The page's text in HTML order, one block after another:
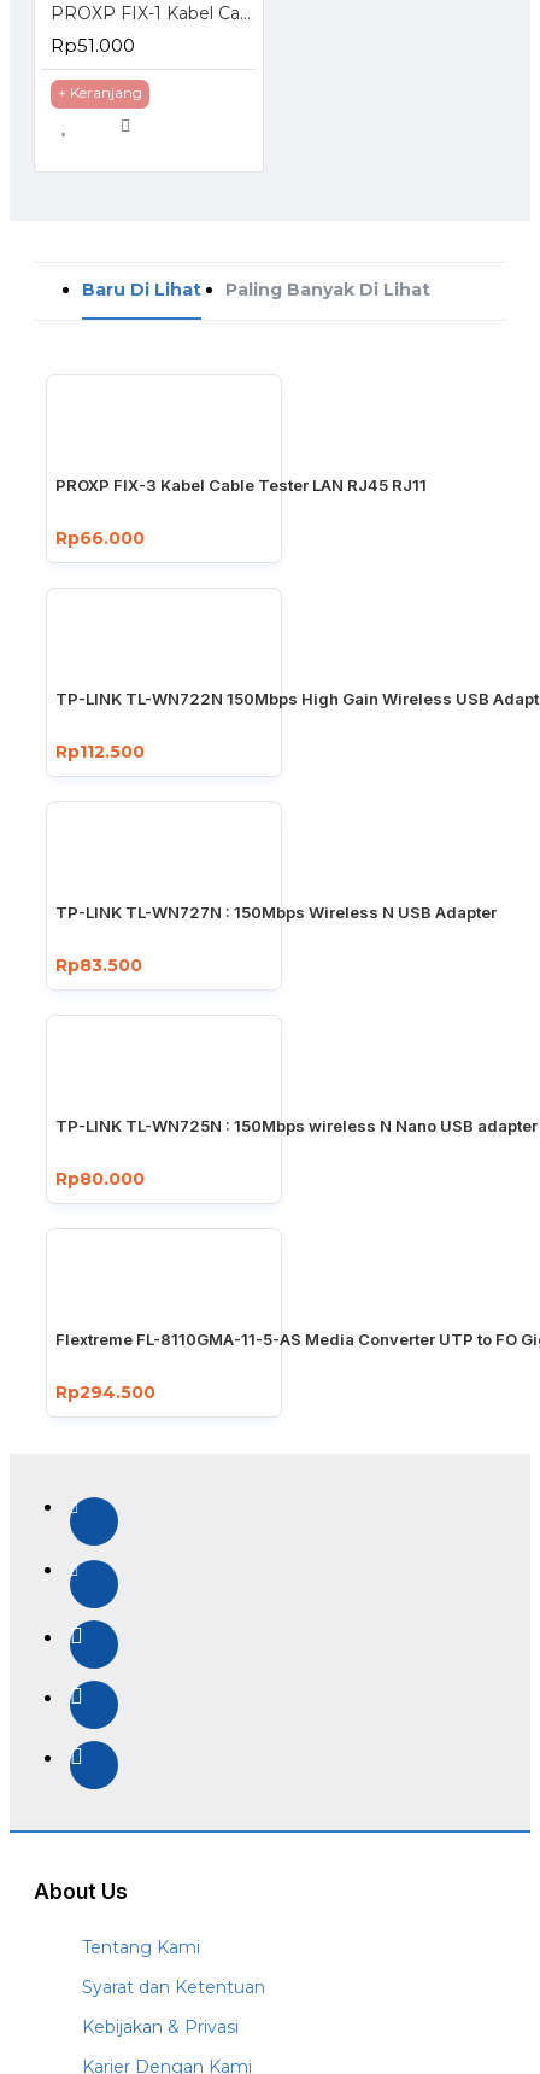
PROXP FIX-1 Kabel Cable Tester LAN RJ45 RJ11 RJ12
Rp51.000
+ Keranjang
Baru Di Lihat Paling Banyak Di Lihat
PROXP FIX-3 Kabel Cable Tester LAN RJ45 RJ11
Rp66.000
TP-LINK TL-WN722N 150Mbps High Gain Wireless USB
Rp112.500
TP-LINK TL-WN727N : 150Mbps Wireless N USB Adapter
Rp83.500
TP-LINK TL-WN725N : 150Mbps wireless N Nano USB adapter
Rp80.000
Flextreme FL-8110GMA-11-5-AS Media Converter UTP to FO
Rp294.500
About Us
Tentang Kami
Syarat dan Ketentuan
Kebijakan & Privasi
Karier Dengan Kami